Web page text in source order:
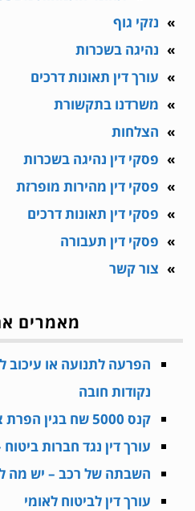
נזקי גוף
נהיגה בשכרות
עורך דין תאונות דרכים
משרדנו בתקשורת
הצלחות
פסקי דין נהיגה בשכרות
פסקי דין מהירות מופרזת
פסקי דין תאונות דרכים
פסקי דין תעבורה
צור קשר
מאמרים
נקודות חובה
קנס 5000 שח בגין הפרת צו בריאות העם
עורך דין נגד חברות ביטוח
השבתה של רכב – יש מה
עורך דין לביטוח לאומי